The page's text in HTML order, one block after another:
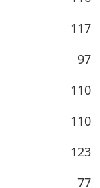
117
97
110
110
123
77